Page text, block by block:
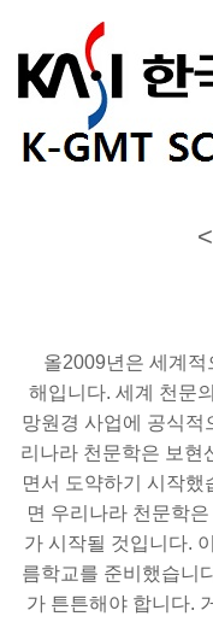
올2009년은 세계적
해입니다. 세계 천문
망원경 사업에 공식적
리나라 천문학은 보현
면서 도약하기 시작했
면 우리나라 천문학
가 시작될 것입니다.
름학교를 준비했습니
가 튼튼해야 합니다.